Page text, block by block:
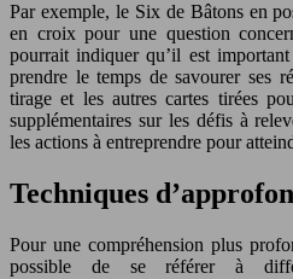
Par exemple, le Six de Bâtons en
en croix pour une question
pourrait indiquer qu’il est
prendre le temps de savourer ses
tirage et les autres cartes tirées
supplémentaires sur les défis à
les actions à entreprendre pour
Techniques
Pour une compréhension plus
possible de se référer à